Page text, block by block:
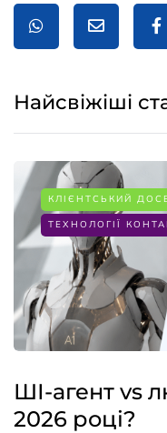
Найсвіжіші
КЛІЄНТСЬКИЙ
ТЕХНОЛОГІЇ
ШІ-агент vs
2026 році?